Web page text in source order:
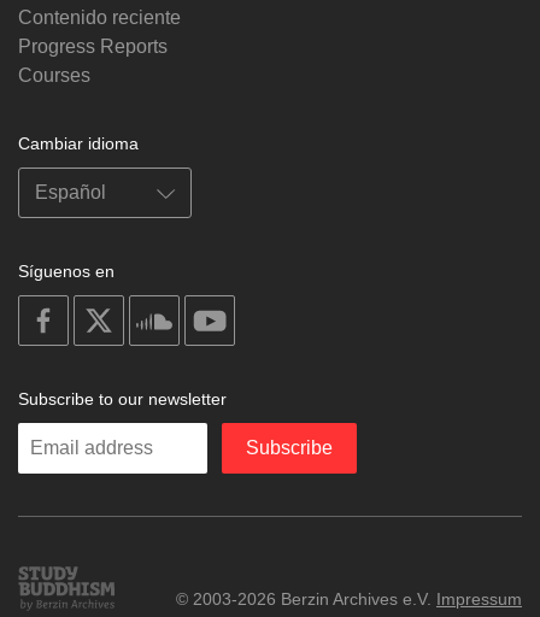
Contenido reciente
Progress Reports
Courses
Cambiar idioma
Síguenos en
on
facebook
soundcloud
Subscribe to our newsletter
Enter
Subscribe
Study
Buddhism
© 2003-2026 Berzin Archives e.V. Impressum